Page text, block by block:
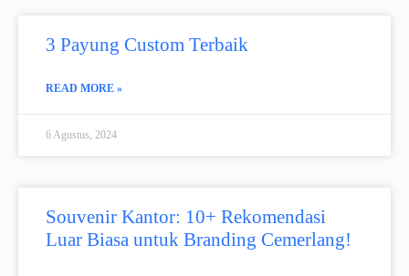
3 Payung Custom Terbaik
READ MORE »
6 Agustus, 2024
Souvenir Kantor: 10+ Rekomendasi
Luar Biasa untuk Branding Cemerlang!